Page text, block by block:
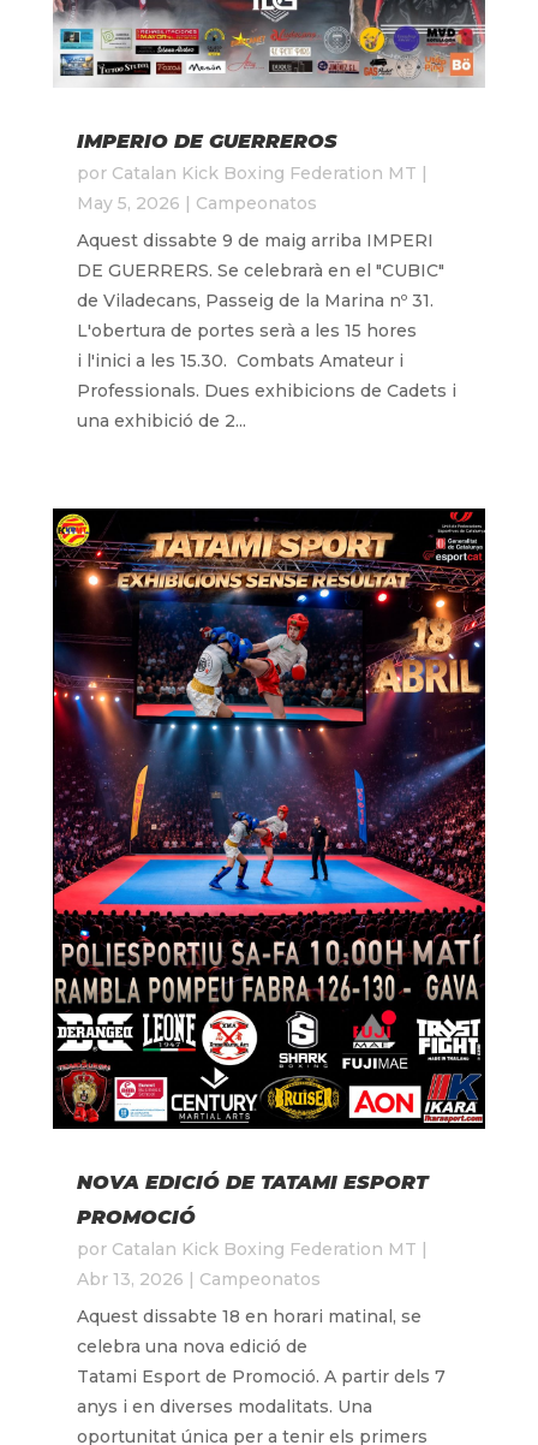
IMPERIO DE GUERREROS
por Catalan Kick Boxing Federation MT
May 5, 2026
Campeonatos
Aquest dissabte 9 de maig arriba IMPERI
DE GUERRERS. Se celebrarà en el "CUBIC"
de Viladecans, Passeig de la Marina nº 31.
L'obertura de portes serà a les 15 hores
i l'inici a les 15.30. Combats Amateur i
Professionals. Dues exhibicions de Cadets i
una exhibició de 2...
NOVA EDICIÓ DE TATAMI ESPORT
PROMOCIÓ
por Catalan Kick Boxing Federation MT
Abr 13, 2026
Campeonatos
Aquest dissabte 18 en horari matinal, se
celebra una nova edició de
Tatami Esport de Promoció. A partir dels 7
anys i en diverses modalitats. Una
oportunitat única per a tenir els primers